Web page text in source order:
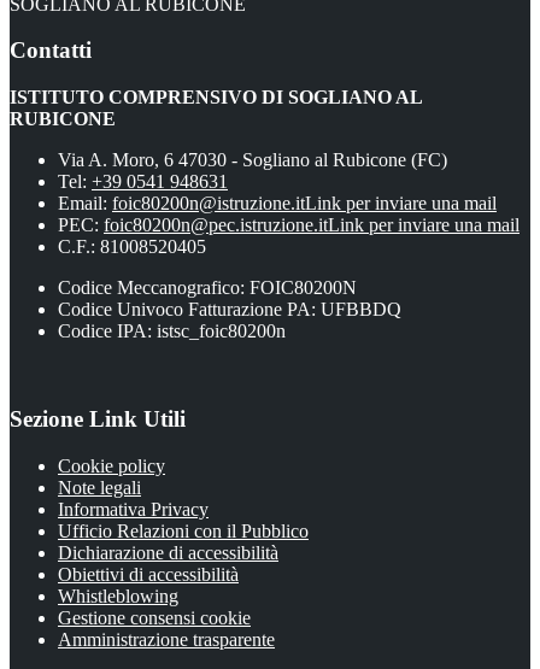
Contatti
ISTITUTO COMPRENSIVO DI SOGLIANO AL
RUBICONE
Via A. Moro, 6 47030 - Sogliano al Rubicone (FC)
Tel: +39 0541 948631
Email: foic80200n@istruzione.itLink per inviare una mail
PEC: foic80200n@pec.istruzione.itLink per inviare una mail
C.F.: 81008520405
Codice Meccanografico: FOIC80200N
Codice Univoco Fatturazione PA: UFBBDQ
Codice IPA: istsc_foic80200n
Sezione Link Utili
Cookie policy
Note legali
Informativa Privacy
Ufficio Relazioni con il Pubblico
Dichiarazione di accessibilità
Obiettivi di accessibilità
Whistleblowing
Gestione consensi cookie
Amministrazione trasparente